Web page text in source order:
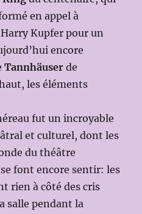
en appel à
Harry Kupfer pour un
encore
Tannhäuser de
les éléments
fut un incroyable
et culturel, dont les
du théâtre
font encore sentir: les
rien à côté des cris
salle pendant la